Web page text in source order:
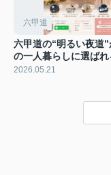
六甲道
六甲道の“明るい夜道
の一人暮らしに選ば
2026.05.21